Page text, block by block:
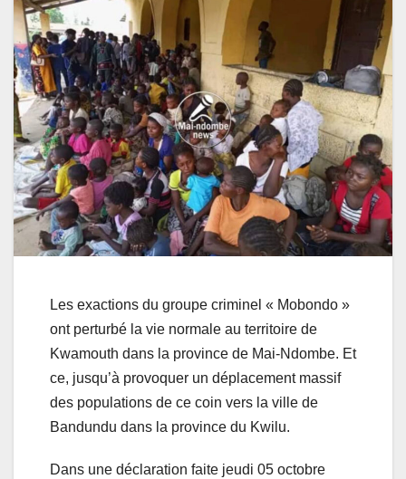
Les exactions du groupe criminel « Mobondo »
ont perturbé la vie normale au territoire de
Kwamouth dans la province de Mai-Ndombe. Et
ce, jusqu’à provoquer un déplacement massif
des populations de ce coin vers la ville de
Bandundu dans la province du Kwilu.
Dans une déclaration faite jeudi 05 octobre